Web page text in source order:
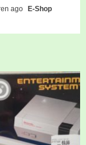
ago
E-Shop